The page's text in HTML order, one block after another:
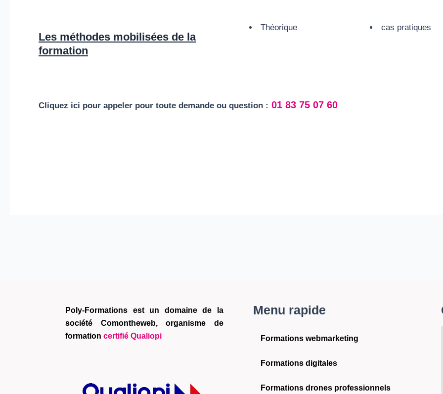
Les méthodes mobilisées de la
formation
Théorique cas pratiques
Cliquez ici pour appeler pour toute demande ou question : 01 83 75 07 60
Poly-Formations est un domaine de la
société Comontheweb, organisme de
formation certifié Qualiopi
Menu rapide
Formations webmarketing
Formations digitales
Formations drones professionnels